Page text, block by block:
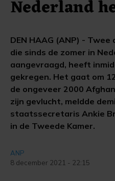
Nederland
DEN HAAG (ANP) -
die sinds de zomer in
aangevraagd, heeft
gekregen. Het gaat om
de ongeveer 2000
zijn gevlucht, meldde
staatssecretaris Ankie
in de Tweede Kamer.
ANP
8 december 2021 - 22:15